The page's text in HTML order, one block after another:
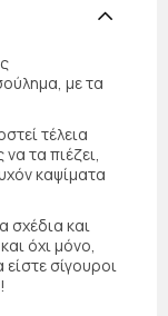
με τα
τέλεια
τα πιέζει,
καψίματα
σχέδια και
όχι μόνο,
σίγουροι